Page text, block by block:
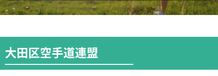
大田区空手道連盟